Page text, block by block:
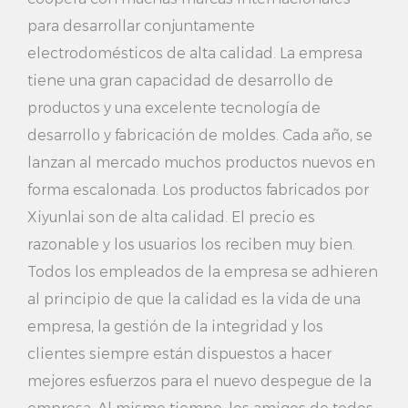
para pantalones también se puede colgar y colocar
multifuncional, de modo que el espacio de su hogar
sea más razonable.
4. Fácil instalación: la percha para pantalones
adopta una base de plástico, no es necesario
pared o en el armario, puede instalarla fácilmente,
de manera conveniente y rápida, para que no tenga
que preocuparse por problemas de instalación.
5. Servicio personalizado: este elegante colgador de
admite un servicio personalizado, puede elegir
para desarrollar conjuntamente
electrodomésticos de alta calidad. La empresa
tiene una gran capacidad de desarrollo de
productos y una excelente tecnología de
desarrollo y fabricación de moldes. Cada año, se
lanzan al mercado muchos productos nuevos en
forma escalonada. Los productos fabricados por
Xiyunlai son de alta calidad. El precio es
razonable y los usuarios los reciben muy bien.
Todos los empleados de la empresa se adhieren
al principio de que la calidad es la vida de una
empresa, la gestión de la integridad y los
clientes siempre están dispuestos a hacer
mejores esfuerzos para el nuevo despegue de la